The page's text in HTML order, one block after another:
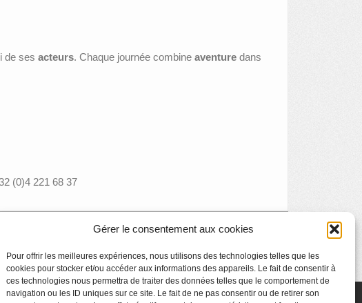
Gérer le consentement aux cookies
Pour offrir les meilleures expériences, nous utilisons des technologies telles que les
cookies pour stocker et/ou accéder aux informations des appareils. Le fait de consentir à
ces technologies nous permettra de traiter des données telles que le comportement de
navigation ou les ID uniques sur ce site. Le fait de ne pas consentir ou de retirer son
de ses acteurs. Chaque journée combine aventure dans
(0)4 221 68 37